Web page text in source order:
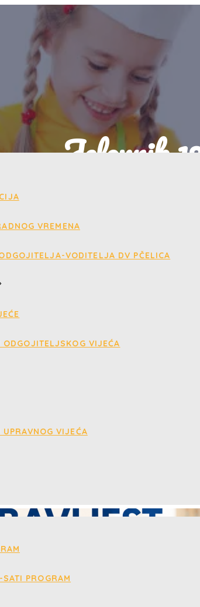
VREMENA
VODITELJA DV PČELICA
VIJEĆA
VIJEĆA
PROGRAM
Jelovnik